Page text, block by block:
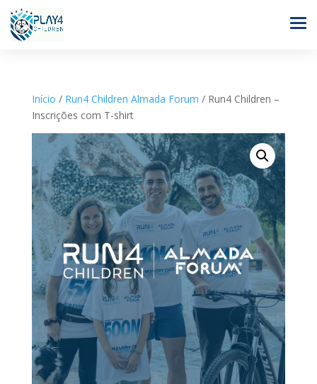
Início / Run4 Children Almada Forum / Run4 Children –
Inscrições com T-shirt